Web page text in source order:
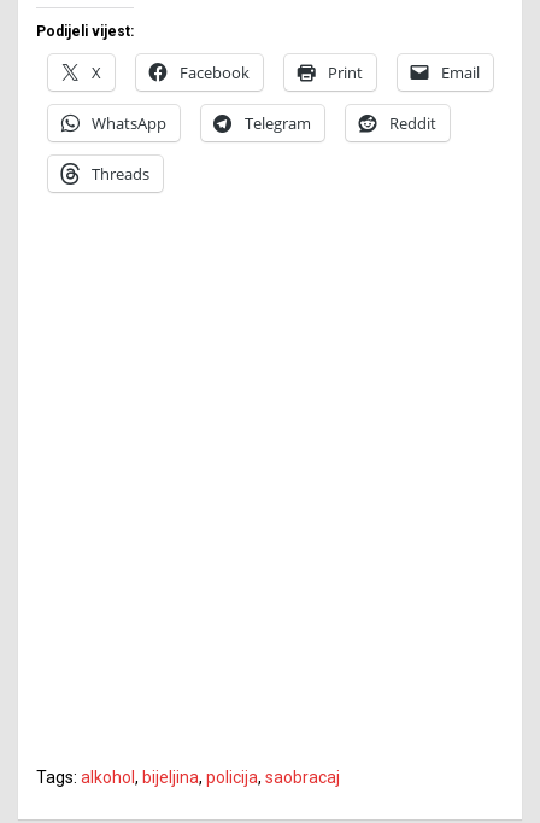
Podijeli vijest:
X Facebook Print Email
WhatsApp Telegram Reddit
Threads
Tags: alkohol , bijeljina, policija, saobracaj